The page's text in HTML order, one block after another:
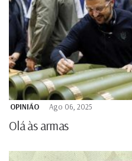
OPINIÃO Ago 06, 2025
Olá às armas